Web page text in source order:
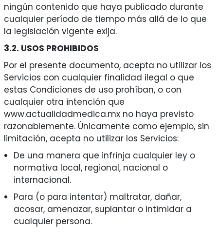
ningún contenido que haya publicado durante
cualquier período de tiempo más allá de lo que
la legislación vigente exija.
3.2. USOS PROHIBIDOS
Por el presente documento, acepta no utilizar los
Servicios con cualquier finalidad ilegal o que
estas Condiciones de uso prohíban, o con
cualquier otra intención que
www.actualidadmedica.mx no haya previsto
razonablemente. Únicamente como ejemplo, sin
limitación, acepta no utilizar los Servicios:
De una manera que infrinja cualquier ley o
normativa local, regional, nacional o
internacional.
Para (o para intentar) maltratar, dañar,
acosar, amenazar, suplantar o intimidar a
cualquier persona.